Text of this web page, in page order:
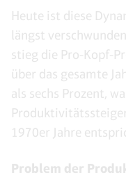
Heute ist diese
längst
stieg die Pro-Kopf-
über das gesamte
als sechs Prozent,
1970er Jahre
Problem der